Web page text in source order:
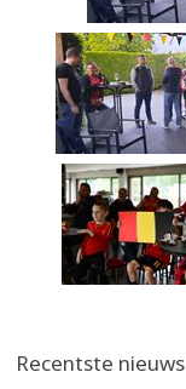
Recentste